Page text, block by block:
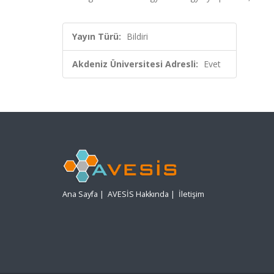
Yayın Türü: Bildiri
Akdeniz Üniversitesi Adresli: Evet
Ana Sayfa | AVESİS Hakkında | İletişim